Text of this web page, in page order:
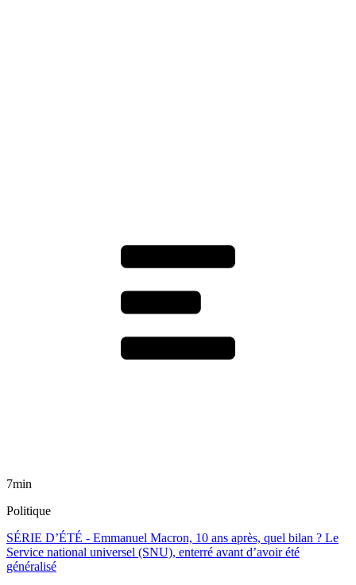
7min
Politique
SÉRIE D’ÉTÉ - Emmanuel Macron, 10 ans après, quel bilan ? Le
Service national universel (SNU), enterré avant d’avoir été
généralisé